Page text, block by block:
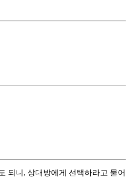
되니, 상대방에게 선택하라고 물어